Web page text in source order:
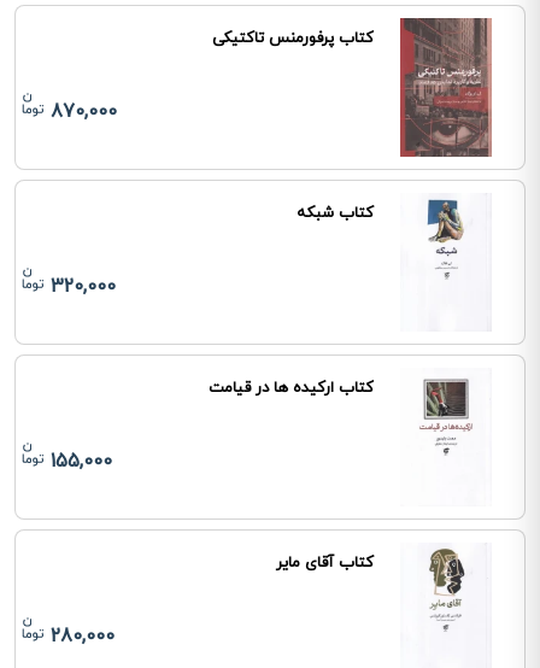
کتاب پرفورمنس تاکتیکی
870,000
کتاب شبکه
320,000
کتاب ارکیده ها در قیامت
155,000
کتاب آقای مایر
280,000